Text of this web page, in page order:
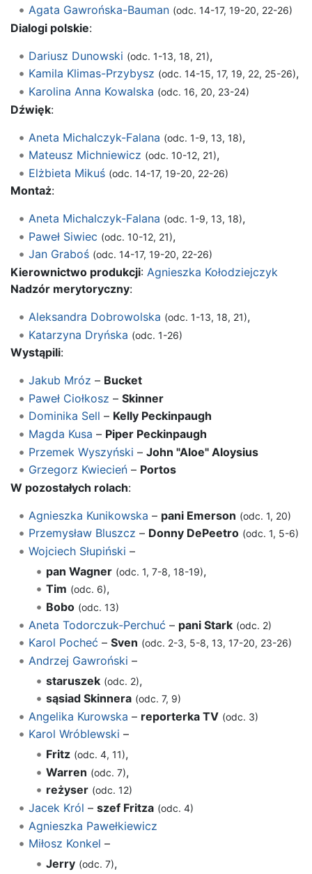
Agata Gawrońska-Bauman (odc. 14-17, 19-20, 22-26)
Dialogi polskie:
Dariusz Dunowski (odc. 1-13, 18, 21),
Kamila Klimas-Przybysz (odc. 14-15, 17, 19, 22, 25-26),
Karolina Anna Kowalska (odc. 16, 20, 23-24)
Dźwięk:
Aneta Michalczyk-Falana (odc. 1-9, 13, 18),
Mateusz Michniewicz (odc. 10-12, 21),
Elżbieta Mikuś (odc. 14-17, 19-20, 22-26)
Montaż:
Aneta Michalczyk-Falana (odc. 1-9, 13, 18),
Paweł Siwiec (odc. 10-12, 21),
Jan Graboś (odc. 14-17, 19-20, 22-26)
Kierownictwo produkcji: Agnieszka Kołodziejczyk
Nadzór merytoryczny:
Aleksandra Dobrowolska (odc. 1-13, 18, 21),
Katarzyna Dryńska (odc. 1-26)
Wystąpili:
Jakub Mróz – Bucket
Paweł Ciołkosz – Skinner
Dominika Sell – Kelly Peckinpaugh
Magda Kusa – Piper Peckinpaugh
Przemek Wyszyński – John "Aloe" Aloysius
Grzegorz Kwiecień– Portos
W pozostałych rolach:
Agnieszka Kunikowska – pani Emerson (odc. 1, 20)
Przemysław Bluszcz – Donny DePeetro (odc. 1, 5-6)
Wojciech Słupiński –
pan Wagner (odc. 1, 7-8, 18-19),
Tim (odc. 6),
Bobo (odc. 13)
Aneta Todorczuk-Perchuć – pani Stark (odc. 2)
Karol Pocheć – Sven (odc. 2-3, 5-8, 13, 17-20, 23-26)
Andrzej Gawroński –
staruszek (odc. 2),
sąsiad Skinnera (odc. 7, 9)
Angelika Kurowska – reporterka TV (odc. 3)
Karol Wróblewski –
Fritz (odc. 4, 11),
Warren (odc. 7),
reżyser (odc. 12)
Jacek Król – szef Fritza (odc. 4)
Agnieszka Pawełkiewicz
Miłosz Konkel –
Jerry (odc. 7),